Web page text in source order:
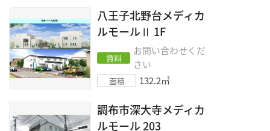
八王子北野台メディカ
ルモールⅡ 1F
賃料
お問い合わせくだ
さい
面積 132.2㎡
調布市深大寺メディカ
ルモール203